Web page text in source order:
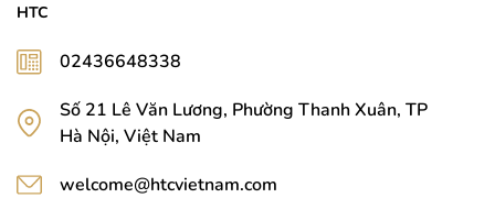
HTC
02436648338
Số 21 Lê Văn Lương, Phường Thanh Xuân, TP
Hà Nội, Việt Nam
welcome@htcvietnam.com